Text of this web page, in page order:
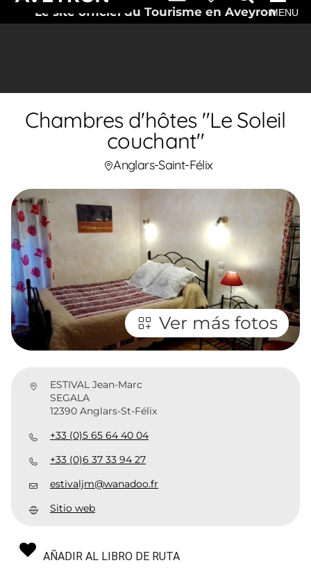
Le site officiel du Tourisme en AveyronMENU
Chambres d'hôtes "Le Soleil
couchant"
Anglars-Saint-Félix
Ver más fotos
ESTIVAL Jean-Marc
SEGALA
12390 Anglars-St-Félix
+33 (0)5 65 64 40 04
+33 (0)6 37 33 94 27
estivaljm@wanadoo.fr
Sitio web
AÑADIR AL LIBRO DE RUTA